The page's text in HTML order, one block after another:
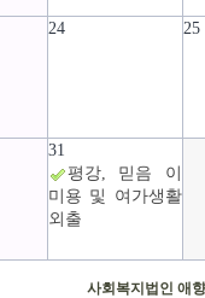
24 25
31
평강, 믿음 이
미용 및 여가생활
외출
사회복지법인 애